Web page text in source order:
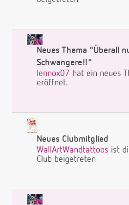
Neues Thema "Überall
Schwangere!!"
lennox07 hat ein neues
eröffnet.
Neues Clubmitglied
WallArtWandtattoos ist
Club beigetreten